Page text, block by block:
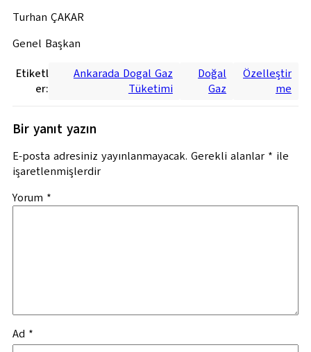
Turhan ÇAKAR
Genel Başkan
Etiketl
er:
Ankarada Dogal Gaz
Tüketimi
Doğal
Gaz
Özelleştir
me
Bir yanıt yazın
E-posta adresiniz yayınlanmayacak. Gerekli alanlar * ile
işaretlenmişlerdir
Yorum *
Ad *